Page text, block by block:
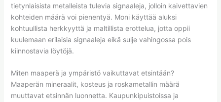
tietynlaisista metalleista tulevia signaaleja, jolloin kaivettavien
kohteiden määrä voi pienentyä. Moni käyttää aluksi
kohtuullista herkkyyttä ja maltillista erottelua, jotta oppii
kuulemaan erilaisia signaaleja eikä sulje vahingossa pois
kiinnostavia löytöjä.
Miten maaperä ja ympäristö vaikuttavat etsintään?
Maaperän mineraalit, kosteus ja roskametallin määrä
muuttavat etsinnän luonnetta. Kaupunkipuistoissa ja